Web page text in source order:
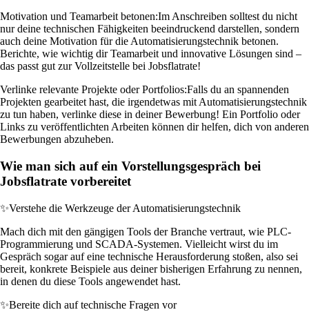
Motivation und Teamarbeit betonen:Im Anschreiben solltest du nicht
nur deine technischen Fähigkeiten beeindruckend darstellen, sondern
auch deine Motivation für die Automatisierungstechnik betonen.
Berichte, wie wichtig dir Teamarbeit und innovative Lösungen sind –
das passt gut zur Vollzeitstelle bei Jobsflatrate!
Verlinke relevante Projekte oder Portfolios:Falls du an spannenden
Projekten gearbeitet hast, die irgendetwas mit Automatisierungstechnik
zu tun haben, verlinke diese in deiner Bewerbung! Ein Portfolio oder
Links zu veröffentlichten Arbeiten können dir helfen, dich von anderen
Bewerbungen abzuheben.
Wie man sich auf ein Vorstellungsgespräch bei
Jobsflatrate vorbereitet
✨Verstehe die Werkzeuge der Automatisierungstechnik
Mach dich mit den gängigen Tools der Branche vertraut, wie PLC-
Programmierung und SCADA-Systemen. Vielleicht wirst du im
Gespräch sogar auf eine technische Herausforderung stoßen, also sei
bereit, konkrete Beispiele aus deiner bisherigen Erfahrung zu nennen,
in denen du diese Tools angewendet hast.
✨Bereite dich auf technische Fragen vor